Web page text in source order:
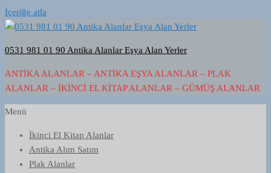
İçeriğe atla
0531 981 01 90 Antika Alanlar Eşya Alan Yerler
ANTIKA ALANLAR – ANTIKA EŞYA ALANLAR – PLAK
ALANLAR – İKINCI EL KITAP ALANLAR – GÜMÜŞ ALANLAR
Menü
İkinci El Kitap Alanlar
Antika Alım Satım
Plak Alanlar